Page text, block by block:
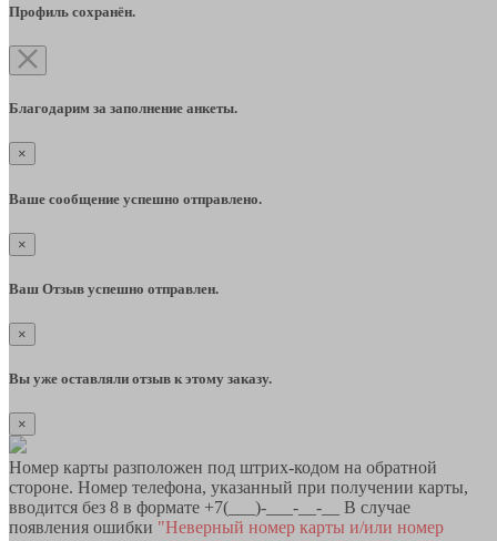
Профиль сохранён.
Благодарим за заполнение анкеты.
×
Ваше сообщение успешно отправлено.
×
Ваш Отзыв успешно отправлен.
×
Вы уже оставляли отзыв к этому заказу.
×
Номер карты разположен под штрих-кодом на обратной
стороне. Номер телефона, указанный при получении карты,
вводится без 8 в формате +7(___)-___-__-__ В случае
появления ошибки "Неверный номер карты и/или номер